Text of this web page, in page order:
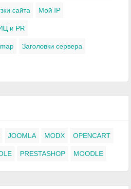
сайта Мой IP
и PR
Заголовки сервера
JOOMLA MODX OPENCART
PRESTASHOP MOODLE